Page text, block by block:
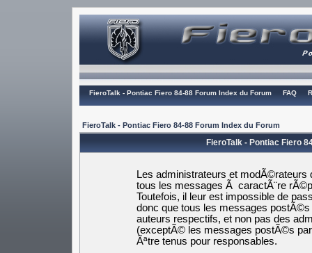
FieroTalk - Pontiac Fiero 84-88 Forum Index du Forum FAQ
FieroTalk - Pontiac Fiero 84-88 Forum Index du Forum
FieroTalk - Pontiac Fiero
Les administrateurs et
tous les messages Ã caractÃ¨re
Toutefois, il leur est impossible de
donc que tous les messages
auteurs respectifs, et non pas des
(exceptÃ© les messages postÃ©s
Ãªtre tenus pour responsables.